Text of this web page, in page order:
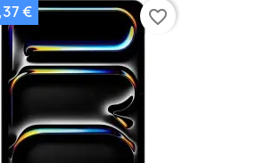
€ favorite_border